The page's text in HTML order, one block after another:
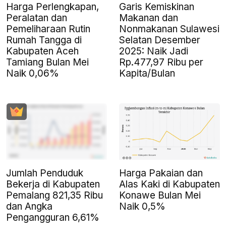
Harga Perlengkapan,
Peralatan dan
Pemeliharaan Rutin
Rumah Tangga di
Kabupaten Aceh
Tamiang Bulan Mei
Naik 0,06%
Garis Kemiskinan
Makanan dan
Nonmakanan Sulawesi
Selatan Desember
2025: Naik Jadi
Rp.477,97 Ribu per
Kapita/Bulan
Jumlah Penduduk
Bekerja di Kabupaten
Pemalang 821,35 Ribu
dan Angka
Pengangguran 6,61%
Harga Pakaian dan
Alas Kaki di Kabupaten
Konawe Bulan Mei
Naik 0,5%